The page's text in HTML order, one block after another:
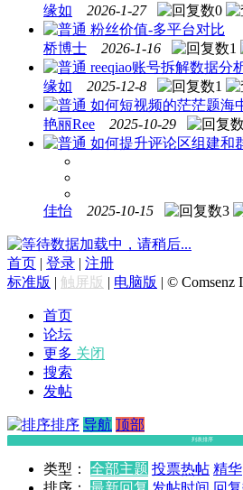
缘如
2026-1-27 0
粉丝价值-多平台对比
桥博士
2026-1-16 1
reeqiao账号拆解数据分
缘如
2025-12-8 1
如何短视频的茫茫题海
艳丽Ree
2025-10-29
如何提升评论区组建和
佳怡 2025-10-15 3
数据加载中，请稍后...
首页 | 登录 | 注册
标准版 | 触屏版 | 电脑版 | © Comsenz
首页
论坛
更多 关闭
搜索
发帖
排序 导航 顶部
列表排序
类型： 全部主题 投票热帖 精华